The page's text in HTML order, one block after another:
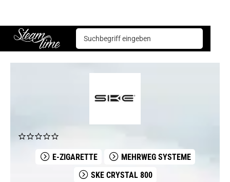
Steam time
E-Zigarette Mehrweg Systeme
SKE Crystal 800
SKE Crystal Pro 800 – Orange Flair – Prefilled Pod 2er Pack
E-ZIGARETTE
MEHRWEG SYSTEME
SKE CRYSTAL 800